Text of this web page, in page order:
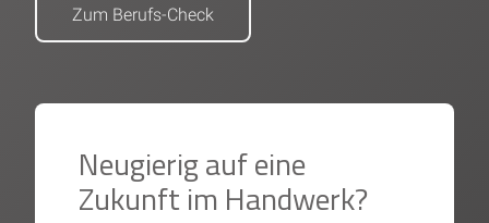
Zum Berufs-Check
Neugierig auf eine
Zukunft im Handwerk?